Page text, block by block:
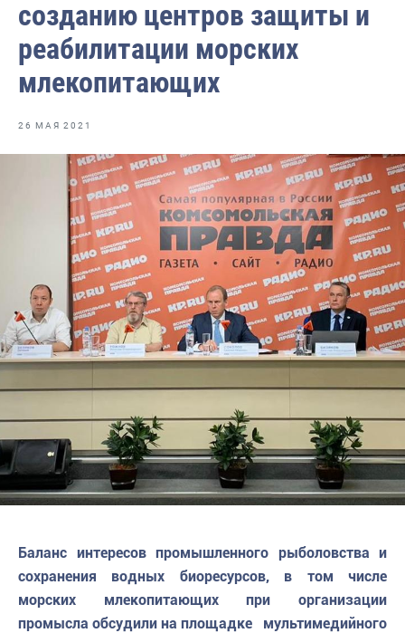
Отраслевые СМИ
Выставки и конференции
Научно-практическая литература
Инфографика
Большая африканская экспедиция
Укрепление духовно-нравственных ценностей
События в России и мире
созданию центров защиты и
реабилитации морских
млекопитающих
26 МАЯ 2021
Баланс интересов промышленного рыболовства и
сохранения водных биоресурсов, в том числе
морских млекопитающих при организации
промысла обсудили на площадке мультимедийного